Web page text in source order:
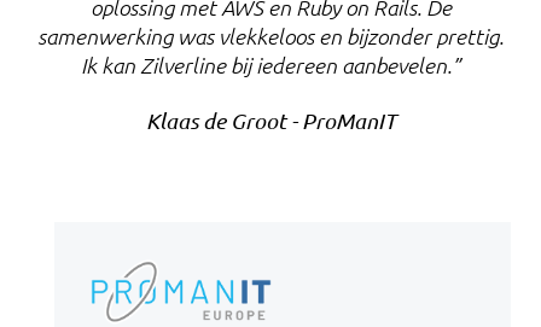
oplossing met AWS en Ruby on Rails. De
samenwerking was vlekkeloos en bijzonder prettig.
Ik kan Zilverline bij iedereen aanbevelen.”
Klaas de Groot - ProManIT